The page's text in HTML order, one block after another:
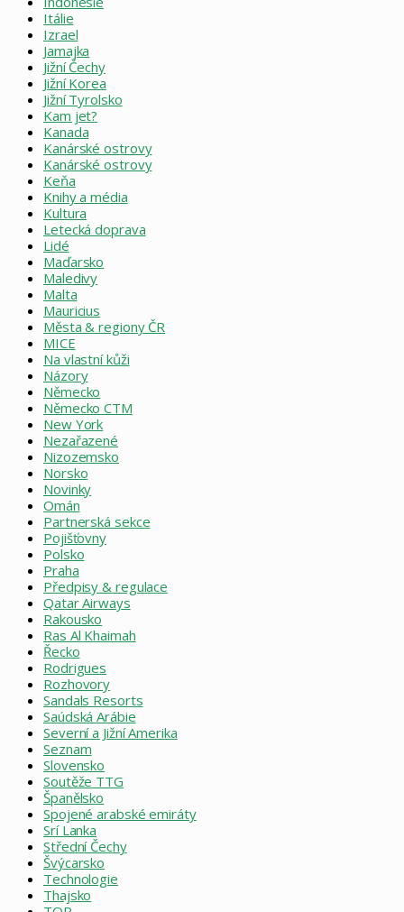
Itálie
Izrael
Jamajka
Jižní Čechy
Jižní Korea
Jižní Tyrolsko
Kam jet?
Kanada
Kanárské ostrovy
Kanárské ostrovy
Keňa
Knihy a média
Kultura
Letecká doprava
Lidé
Maďarsko
Maledivy
Malta
Mauricius
Města & regiony ČR
MICE
Na vlastní kůži
Názory
Německo
Německo CTM
New York
Nezařazené
Nizozemsko
Norsko
Novinky
Omán
Partnerská sekce
Pojišťovny
Polsko
Praha
Předpisy & regulace
Qatar Airways
Rakousko
Ras Al Khaimah
Řecko
Rodrigues
Rozhovory
Sandals Resorts
Saúdská Arábie
Severní a Jižní Amerika
Seznam
Slovensko
Soutěže TTG
Španělsko
Spojené arabské emiráty
Srí Lanka
Střední Čechy
Švýcarsko
Technologie
Thajsko